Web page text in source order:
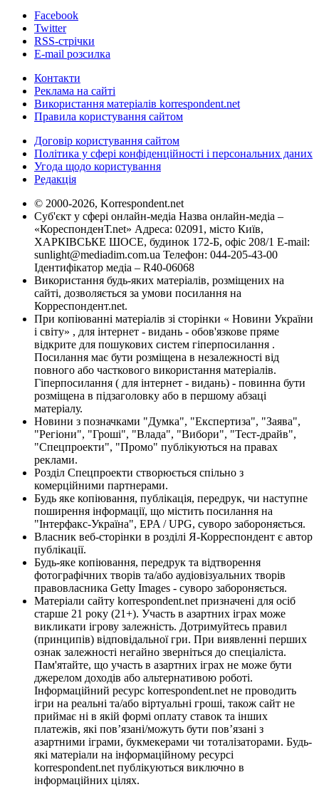
Facebook
Twitter
RSS-стрічки
E-mail розсилка
Контакти
Реклама на сайті
Використання матеріалів korrespondent.net
Правила користування сайтом
Договір користування сайтом
Політика у сфері конфіденційності і персональних даних
Угода щодо користування
Редакція
© 2000-2026, Korrespondent.net
Суб'єкт у сфері онлайн-медіа Назва онлайн-медіа –
«КореспонденТ.net» Адреса: 02091, місто Київ,
ХАРКІВСЬКЕ ШОСЕ, будинок 172-Б, офіс 208/1 E-mail:
sunlight@mediadim.com.ua Телефон: 044-205-43-00
Ідентифікатор медіа – R40-06068
Використання будь-яких матеріалів, розміщених на
сайті, дозволяється за умови посилання на
Корреспондент.net.
При копіюванні матеріалів зі сторінки « Новини України
і світу» , для інтернет - видань - обов'язкове пряме
відкрите для пошукових систем гіперпосилання .
Посилання має бути розміщена в незалежності від
повного або часткового використання матеріалів.
Гіперпосилання ( для інтернет - видань) - повинна бути
розміщена в підзаголовку або в першому абзаці
матеріалу.
Новини з позначками "Думка", "Експертиза", "Заява",
"Регіони", "Гроші", "Влада", "Вибори", "Тест-драйв",
"Спецпроекти", "Промо" публікуються на правах
реклами.
Розділ Спецпроекти створюється спільно з
комерційними партнерами.
Будь яке копіювання, публікація, передрук, чи наступне
поширення інформації, що містить посилання на
"Інтерфакс-Україна", EPA / UPG, суворо забороняється.
Власник веб-сторінки в розділі Я-Корреспондент є автор
публікації.
Будь-яке копіювання, передрук та відтворення
фотографічних творів та/або аудіовізуальних творів
правовласника Getty Images - суворо забороняється.
Матеріали сайту korrespondent.net призначені для осіб
старше 21 року (21+). Участь в азартних іграх може
викликати ігрову залежність. Дотримуйтесь правил
(принципів) відповідальної гри. При виявленні перших
ознак залежності негайно зверніться до спеціаліста.
Пам'ятайте, що участь в азартних іграх не може бути
джерелом доходів або альтернативою роботі.
Інформаційний ресурс korrespondent.net не проводить
ігри на реальні та/або віртуальні гроші, також сайт не
приймає ні в якій формі оплату ставок та інших
платежів, які пов’язані/можуть бути пов’язані з
азартними іграми, букмекерами чи тоталізаторами. Будь-
які матеріали на інформаційному ресурсі
korrespondent.net публікуються виключно в
інформаційних цілях.